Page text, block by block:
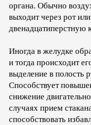
органа. Обычно
выходит через рот
двенадцатиперстную
Иногда в желудке
и тогда происходит
выделение в полость
Способствует
снижение
случаях прием
способствовать